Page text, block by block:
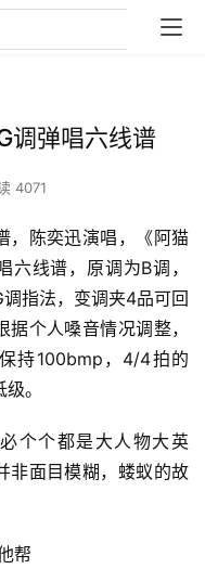
调弹唱六线谱
4071
，陈奕迅演唱，《阿猫
六线谱，原调为B调，
指法，变调夹4品可回
据个人嗓音情况调整，
持100bmp，4/4拍的
。
个个都是大人物大英
非面目模糊，蝼蚁的故